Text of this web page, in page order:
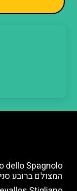
המצולם ברובע